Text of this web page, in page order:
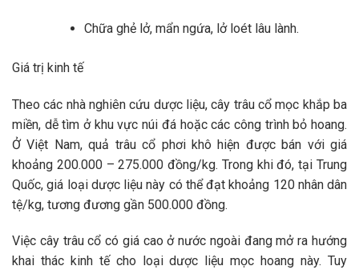
Chữa ghẻ lở, mẩn ngứa, lở loét lâu lành.
Giá trị kinh tế
Theo các nhà nghiên cứu dược liệu, cây trâu cổ mọc khắp ba
miền, dễ tìm ở khu vực núi đá hoặc các công trình bỏ hoang.
Ở Việt Nam, quả trâu cổ phơi khô hiện được bán với giá
khoảng 200.000 – 275.000 đồng/kg. Trong khi đó, tại Trung
Quốc, giá loại dược liệu này có thể đạt khoảng 120 nhân dân
tệ/kg, tương đương gần 500.000 đồng.
Việc cây trâu cổ có giá cao ở nước ngoài đang mở ra hướng
khai thác kinh tế cho loại dược liệu mọc hoang này. Tuy